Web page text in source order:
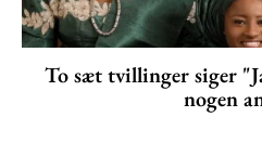
To sæt tvillinger siger
nogen